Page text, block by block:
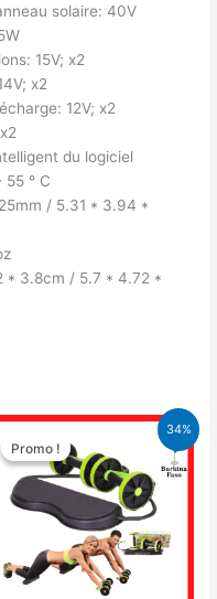
solaire: 40V
15V; x2
x2
12V; x2
du logiciel
° C
/ 5.31 * 3.94 *
* 3.8cm / 5.7 * 4.72 *
34%
Promo !
Promo !
Le
initial
était :
14.900 CFA.
Le
est :
9.900 CFA.